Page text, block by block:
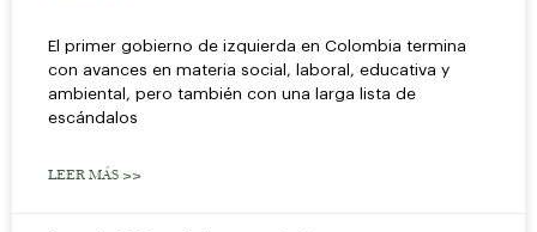
El primer gobierno de izquierda en Colombia termina
con avances en materia social, laboral, educativa y
ambiental, pero también con una larga lista de
escándalos
LEER MÁS >>